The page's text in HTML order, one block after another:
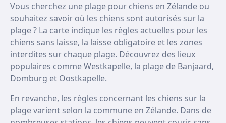
Vous cherchez une plage pour chiens en Zélande ou
souhaitez savoir où les chiens sont autorisés sur la
plage ? La carte indique les règles actuelles pour les
chiens sans laisse, la laisse obligatoire et les zones
interdites sur chaque plage. Découvrez des lieux
populaires comme Westkapelle, la plage de Banjaard,
Domburg et Oostkapelle.
En revanche, les règles concernant les chiens sur la
plage varient selon la commune en Zélande. Dans de